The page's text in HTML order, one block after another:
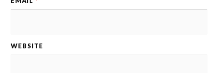
WEBSITE